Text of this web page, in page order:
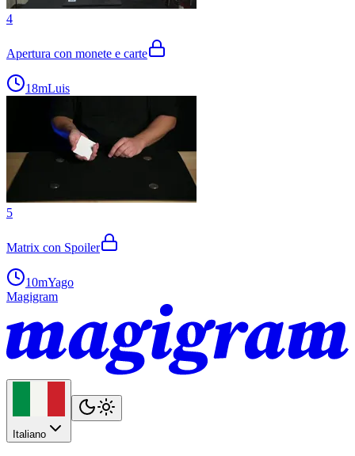
4
Apertura con monete e carte
18mLuis
5
Matrix con Spoiler
10mYago
Magigram
Italiano